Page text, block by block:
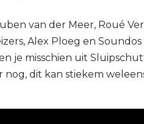
van der Meer, Roué
Alex Ploeg en
je misschien uit
nog, dit kan stiekem